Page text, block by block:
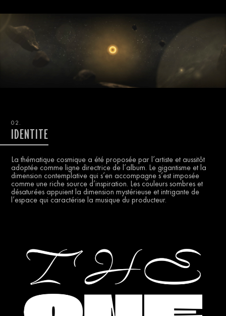
02.
IDENTITE
La thématique cosmique a été proposée par l’artiste et aussitôt
adoptée comme ligne directrice de l’album. Le gigantisme et la
dimension contemplative qui s’en accompagne s’est imposée
comme une riche source d’inspiration. Les couleurs sombres et
désaturées appuient la dimension mystérieuse et intrigante de
l’espace qui caractérise la musique du producteur.